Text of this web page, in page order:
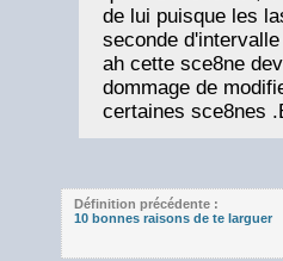
de lui puisque les
seconde
ah cette sce8ne
dommage de
certaines sce8nes
Définition précédente :
10 bonnes raisons de te larguer